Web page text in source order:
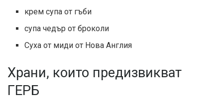
крем супа от гъби
супа чедър от броколи
Суха от миди от Нова Англия
Храни, които предизвикват
ГЕРБ